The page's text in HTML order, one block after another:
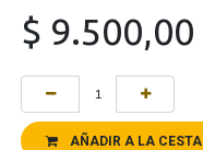
$ 9.500,00
AÑADIR A LA CESTA